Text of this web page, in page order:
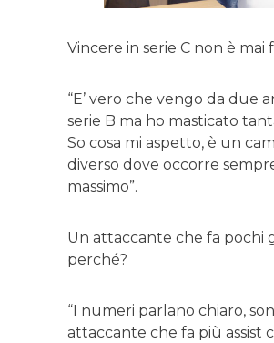
Vincere in serie C non è mai
“E’ vero che vengo da due
serie B ma ho masticato
So cosa mi aspetto, è un
diverso dove occorre
massimo”.
Un attaccante che fa pochi
perché?
“I numeri parlano chiaro,
attaccante che fa più assist